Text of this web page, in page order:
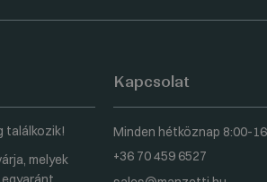
találkozik!
melyek
Kapcsolat
Minden hétköznap 8:00-
+36 70 459 6527